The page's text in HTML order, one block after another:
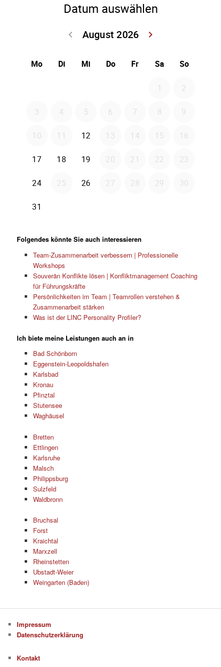
Folgendes könnte Sie auch interessieren
Team-Zusammenarbeit verbessern | Professionelle
Workshops
Souverän Konflikte lösen | Konfliktmanagement Coaching
für Führungskräfte
Persönlichkeiten im Team | Teamrollen verstehen &
Zusammenarbeit stärken
Was ist der LINC Personality Profiler?
Ich biete meine Leistungen auch an in
Bad Schönborn
Eggenstein-Leopoldshafen
Karlsbad
Kronau
Pfinztal
Stutensee
Waghäusel
Bretten
Ettlingen
Karlsruhe
Malsch
Philippsburg
Sulzfeld
Waldbronn
Bruchsal
Forst
Kraichtal
Marxzell
Rheinstetten
Ubstadt-Weier
Weingarten (Baden)
Impressum
Datenschutzerklärung
Kontakt